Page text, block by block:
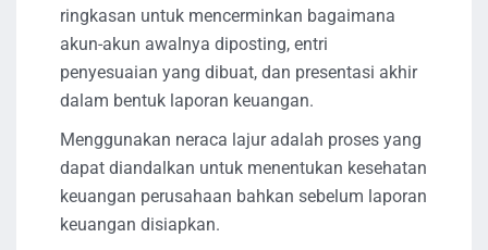
ringkasan untuk mencerminkan bagaimana
akun-akun awalnya diposting, entri
penyesuaian yang dibuat, dan presentasi akhir
dalam bentuk laporan keuangan.
Menggunakan neraca lajur adalah proses yang
dapat diandalkan untuk menentukan kesehatan
keuangan perusahaan bahkan sebelum laporan
keuangan disiapkan.